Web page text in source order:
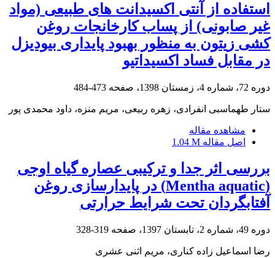
استفاده از آنتی اکسیدانت های طبیعی (مواد
غیر صابونی) از پساب کارخانجات روغن
کشی زیتون به منظور بهبود پایداری بیودیزل
در مقابل فساد اکسیداتیو
دوره 72، شماره 4، زمستان 1398، صفحه 473-484
ستار طهماسبی انفرادی، زهره ربیعی، مریم منزه، داود محمدی پور
مشاهده مقاله
اصل مقاله 1.04 M
بررسی اثر جدا و ترکیبی عصاره گیاه اوجی
(Mentha aquatic) در پایدارسازی روغن
آفتابگردان تحت شرایط حرارتی
دوره 49، شماره 2، تابستان 1397، صفحه 319-328
رضا اسماعیل زاده کناری، مریم اثنی عشری